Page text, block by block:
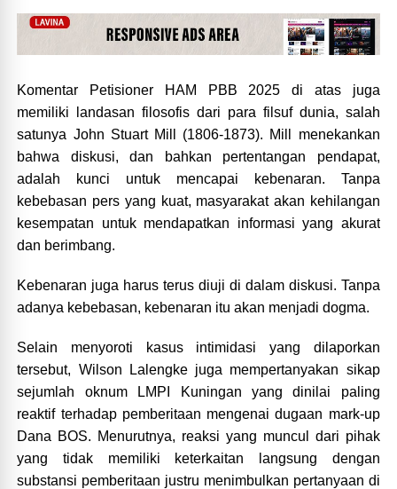
Komentar Petisioner HAM PBB 2025 di atas juga
memiliki landasan filosofis dari para filsuf dunia, salah
satunya John Stuart Mill (1806-1873). Mill menekankan
bahwa diskusi, dan bahkan pertentangan pendapat,
adalah kunci untuk mencapai kebenaran. Tanpa
kebebasan pers yang kuat, masyarakat akan kehilangan
kesempatan untuk mendapatkan informasi yang akurat
dan berimbang.
Kebenaran juga harus terus diuji di dalam diskusi. Tanpa
adanya kebebasan, kebenaran itu akan menjadi dogma.
Selain menyoroti kasus intimidasi yang dilaporkan
tersebut, Wilson Lalengke juga mempertanyakan sikap
sejumlah oknum LMPI Kuningan yang dinilai paling
reaktif terhadap pemberitaan mengenai dugaan mark-up
Dana BOS. Menurutnya, reaksi yang muncul dari pihak
yang tidak memiliki keterkaitan langsung dengan
substansi pemberitaan justru menimbulkan pertanyaan di